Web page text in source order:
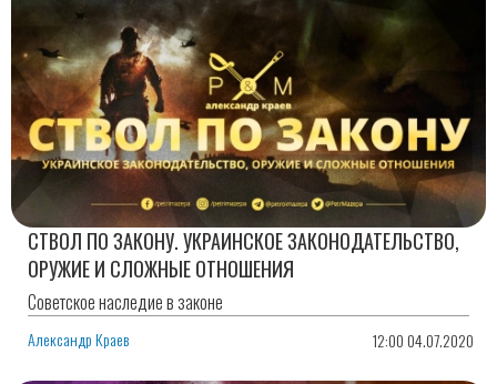
СТВОЛ ПО ЗАКОНУ. УКРАИНСКОЕ ЗАКОНОДАТЕЛЬСТВО,
ОРУЖИЕ И СЛОЖНЫЕ ОТНОШЕНИЯ
Советское наследие в законе
Александр Краев 12:00 04.07.2020